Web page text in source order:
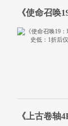
《使命召唤
《上古卷轴